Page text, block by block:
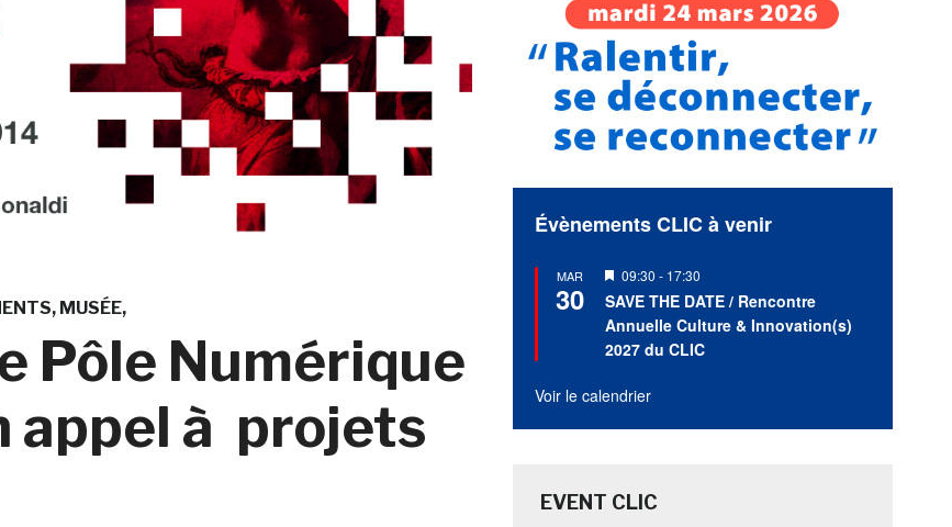
MUSÉE
Pôle Numérique
appel à projets
Évènements CLIC à venir
MAR
30
Mis
en
avant
09:30 - 17:30
SAVE THE DATE / Rencontre
Annuelle Culture & Innovation(s)
2027 du CLIC
Voir le calendrier
EVENT CLIC